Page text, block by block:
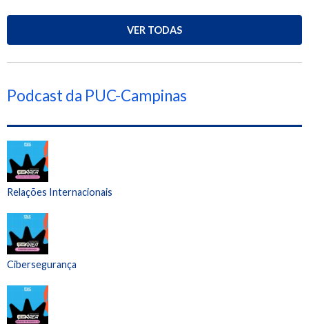
VER TODAS
Podcast da PUC-Campinas
Relações Internacionais
Cibersegurança